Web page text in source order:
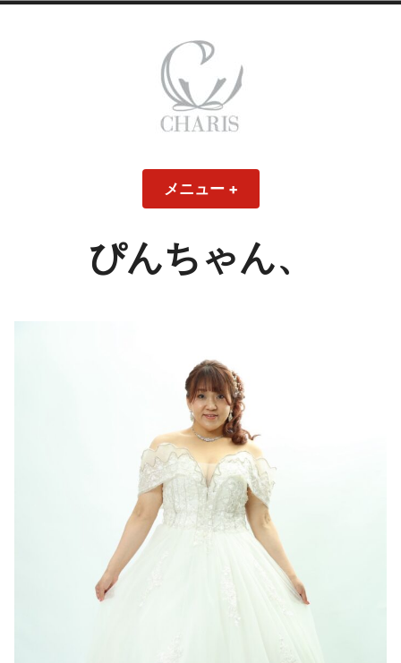
CHARIS – カリス
– ウェディングド
レス・ブライダル
メニュー +
態
態
ぴんちゃん、